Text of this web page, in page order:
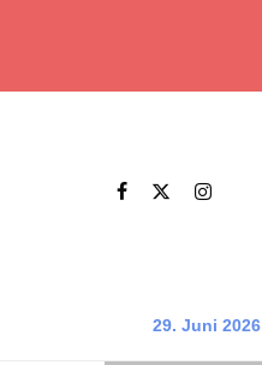
29. Juni 2026